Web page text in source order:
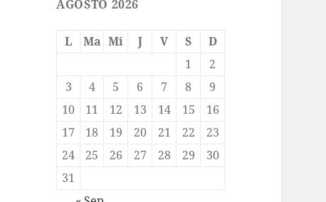
AGOSTO 2026
L Ma Mi J V S
D
1
2
3
4 5 6 7 8
9
10
11 12 13 14 15
16
17
18 19 20 21 22
23
24
25 26 27 28 29
30
31